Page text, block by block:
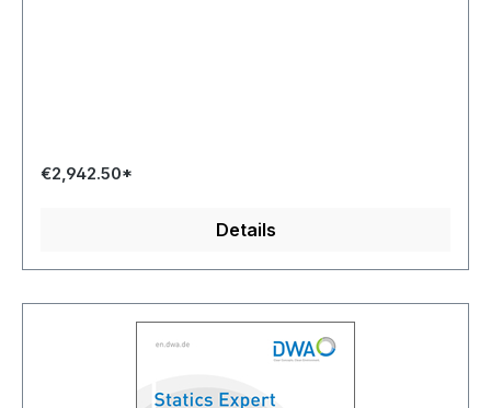
€2,942.50*
Details